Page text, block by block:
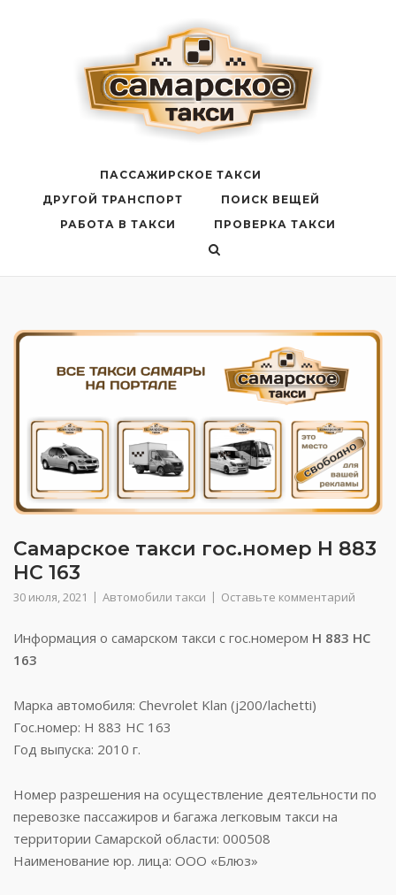
ПАССАЖИРСКОЕ ТАКСИ
ДРУГОЙ ТРАНСПОРТ
ПОИСК ВЕЩЕЙ
РАБОТА В ТАКСИ
ПРОВЕРКА ТАКСИ
Самарское такси гос.номер Н 883
НС 163
30 июля, 2021 Автомобили такси Оставьте комментарий
Информация о самарском такси с гос.номером Н 883 НС
163
Марка автомобиля: Chevrolet Klan (j200/lachetti)
Гос.номер: Н 883 НС 163
Год выпуска: 2010 г.
Номер разрешения на осуществление деятельности по
перевозке пассажиров и багажа легковым такси на
территории Самарской области: 000508
Наименование юр. лица: ООО «Блюз»